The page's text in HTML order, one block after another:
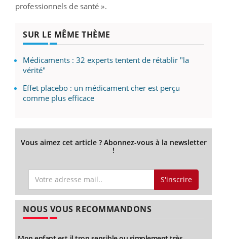
professionnels de santé ».
SUR LE MÊME THÈME
Médicaments : 32 experts tentent de rétablir "la
vérité"
Effet placebo : un médicament cher est perçu
comme plus efficace
Vous aimez cet article ? Abonnez-vous à la newsletter
!
S'inscrire
NOUS VOUS RECOMMANDONS